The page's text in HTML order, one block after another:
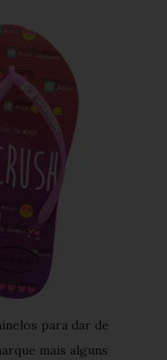
para dar de
mais alguns